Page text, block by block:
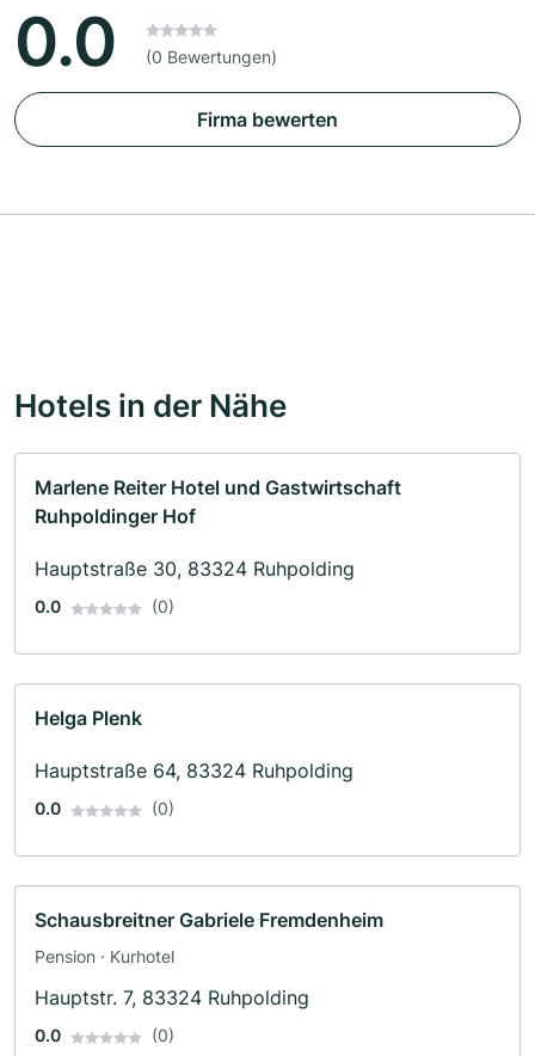
0.0 (0 Bewertungen)
Firma bewerten
Hotels in der Nähe
Marlene Reiter Hotel und Gastwirtschaft
Ruhpoldinger Hof
Hauptstraße 30, 83324 Ruhpolding
0.0 (0)
Helga Plenk
Hauptstraße 64, 83324 Ruhpolding
0.0 (0)
Schausbreitner Gabriele Fremdenheim
Pension · Kurhotel
Hauptstr. 7, 83324 Ruhpolding
0.0 (0)